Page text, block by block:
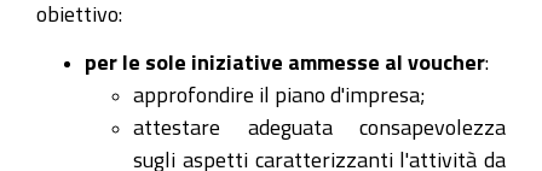
obiettivo:
per le sole iniziative ammesse al voucher:
approfondire il piano d'impresa;
attestare adeguata consapevolezza
sugli aspetti caratterizzanti l'attività da